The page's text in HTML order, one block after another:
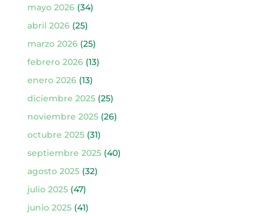
mayo 2026(34)
abril 2026(25)
marzo 2026(25)
febrero 2026(13)
enero 2026(13)
diciembre 2025(25)
noviembre 2025(26)
octubre 2025(31)
septiembre 2025(40)
agosto 2025(32)
julio 2025(47)
junio 2025(41)